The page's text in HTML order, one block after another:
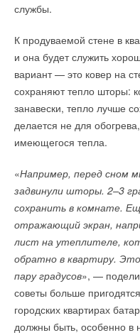
службы.
К продуваемой стене в
и она будет служить
вариант — это ковер на
сохраняют тепло шторы:
занавески, тепло лучше
делается не для
имеющегося тепла.
«Например, перед сном
задвинули шторы. 2–3
сохранить в комнате.
отражающий экран,
лист на утеплителе,
обратно в квартиру.
пару градусов», —
советы больше
городских квартирах
должны быть, особенно в